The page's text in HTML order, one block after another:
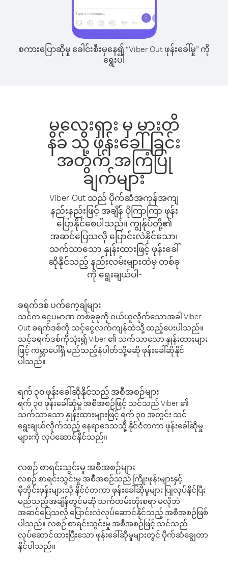
စကားပြောဆိုမှု ခေါင်းစီးမှနေ၍ “Viber Out ဖုန်းခေါ်မှု” ကို
ရွေးပါ
မလေးရှား မှ မားတိ
နိခ် သို့ ဖုန်းခေါ်ခြင်း
အတွက် အကြံပြု
ချက်များ
Viber Out သည် ပိုက်ဆံအကုန်အကျ
နည်းနည်းဖြင့် အချိန် ပိုကြာကြာ ဖုန်း
ပြောနိုင်စေပါသည်။ ကျွန်ုပ်တို့၏
အဆင်ပြေသလို ပြောင်းလဲနိုင်သော၊
သက်သာသော နှုန်းထားဖြင့် ဖုန်းခေါ်
ဆိုနိုင်သည့် နည်းလမ်းများထဲမှ တစ်ခု
ကို ရွေးချယ်ပါ-
ခရက်ဒစ် ပက်ကေ့ချ်များ
သင်က ငွေပမာဏ တစ်ခုခုကို ဝယ်ယူလိုက်သောအခါ Viber
Out ခရက်ဒစ်ကို သင့်ငွေလက်ကျန်ထဲသို့ ထည့်ပေးပါသည်။
သင့်ခရက်ဒစ်ကိုသုံး၍ Viber ၏ သက်သာသော နှုန်းထားများ
ဖြင့် ကမ္ဘာပေါ်ရှိ မည်သည့်နံပါတ်သို့မဆို ဖုန်းခေါ်ဆိုနိုင်
ပါသည်။
ရက် ၃၀ ဖုန်းခေါ်ဆိုနိုင်သည့် အစီအစဉ်များ
ရက် ၃၀ ဖုန်းခေါ်ဆိုမှု အစီအစဉ်ဖြင့် သင်သည် Viber ၏
သက်သာသော နှုန်းထားများဖြင့် ရက် ၃၀ အတွင်း သင်
ရွေးချယ်လိုက်သည့် နေရာဒေသသို့ နိုင်ငံတကာ ဖုန်းခေါ်ဆိုမှု
များကို လုပ်ဆောင်နိုင်သည်။
လစဉ် စာရင်းသွင်းမှု အစီအစဉ်များ
လစဉ် စာရင်းသွင်းမှု အစီအစဉ်သည် ကြိုးဖုန်းများနှင့်
မိုဘိုင်းဖုန်းများသို့ နိုင်ငံတကာ ဖုန်းခေါ်ဆိုမှုများ ပြုလုပ်နိုင်ပြီး
မည်သည့်အချိန်တွင်မဆို သက်တမ်းတိုးစရာ မလိုဘဲ
အဆင်ပြေသလို ပြောင်းလဲလုပ်ဆောင်နိုင်သည့် အစီအစဉ်ဖြစ်
ပါသည်။ လစဉ် စာရင်းသွင်းမှု အစီအစဉ်ဖြင့် သင်သည်
လုပ်ဆောင်ထားပြီးသော ဖုန်းခေါ်ဆိုမှုများတွင် ပိုက်ဆံချွေတာ
နိုင်ပါသည်။